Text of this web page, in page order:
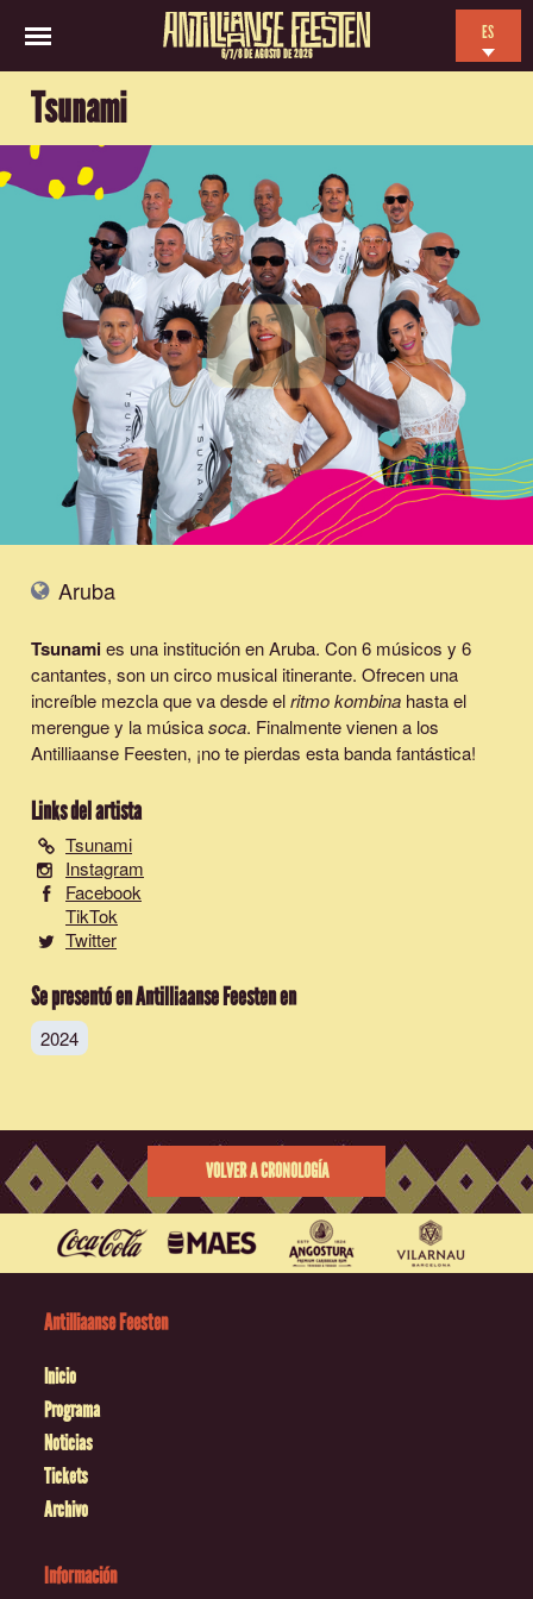
6/7/8 DE AGOSTO DE 2026
ES
Tsunami
Aruba
Tsunamies una institución en Aruba. Con 6 músicos y 6
cantantes, son un circo musical itinerante. Ofrecen una
increíble mezcla que va desde elritmo kombina hasta el
merengue y la músicasoca. Finalmente vienen a los
Antilliaanse Feesten, ¡no te pierdas esta banda fantástica!
Links del artista
Tsunami
Instagram
Facebook
TikTok
Twitter
Se presentó en Antilliaanse Feesten en
2024
VOLVER A CRONOLOGÍA
Antilliaanse Feesten
Inicio
Programa
Noticias
Tickets
Archivo
Información